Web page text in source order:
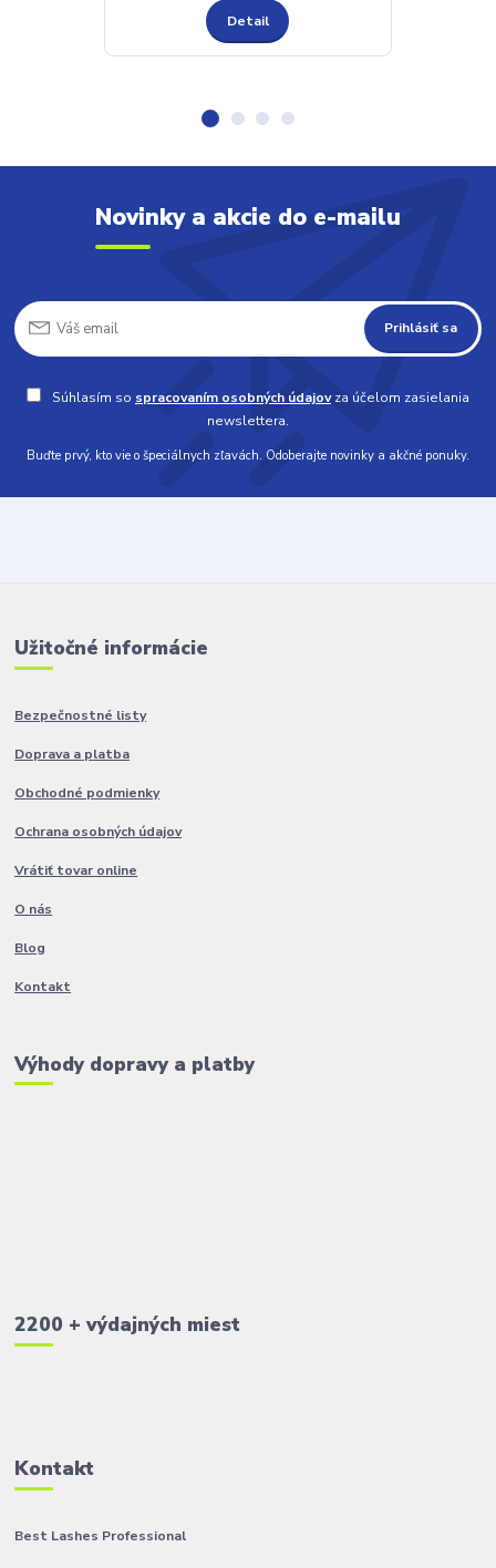
Detail
Novinky a akcie do e-mailu
Prihlásiť sa
Súhlasím so spracovaním osobných údajovza účelom zasielania
newslettera.
Buďte prvý, kto vie o špeciálnych zľavách. Odoberajte novinky a akčné ponuky.
Užitočné informácie
Bezpečnostné listy
Doprava a platba
Obchodné podmienky
Ochrana osobných údajov
Vrátiť tovar online
O nás
Blog
Kontakt
Výhody dopravy a platby
2200 + výdajných miest
Kontakt
Best Lashes Professional